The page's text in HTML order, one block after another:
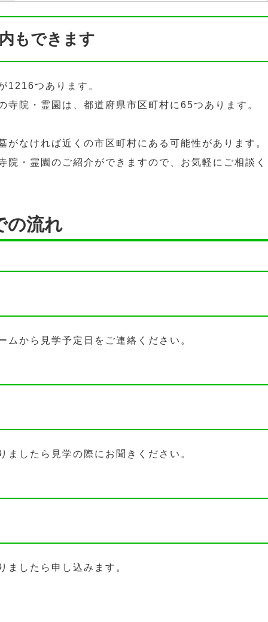
もできます
1216つあります。
寺院・霊園は、都道府県市区町村に65つあります。
がなければ近くの市区町村にある可能性があります。
院・霊園のご紹介ができますので、お気軽にご相談く
の流れ
から見学予定日をご連絡ください。
したら見学の際にお聞きください。
ましたら申し込みます。